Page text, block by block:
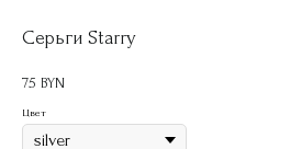
Серьги Starry
75 BYN
Цвет